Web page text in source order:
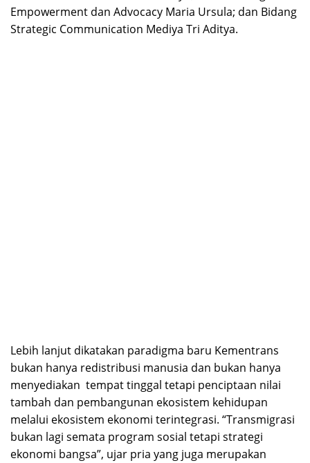
Empowerment dan Advocacy Maria Ursula; dan Bidang
Strategic Communication Mediya Tri Aditya.
Lebih lanjut dikatakan paradigma baru Kementrans
bukan hanya redistribusi manusia dan bukan hanya
menyediakan tempat tinggal tetapi penciptaan nilai
tambah dan pembangunan ekosistem kehidupan
melalui ekosistem ekonomi terintegrasi. “Transmigrasi
bukan lagi semata program sosial tetapi strategi
ekonomi bangsa”, ujar pria yang juga merupakan